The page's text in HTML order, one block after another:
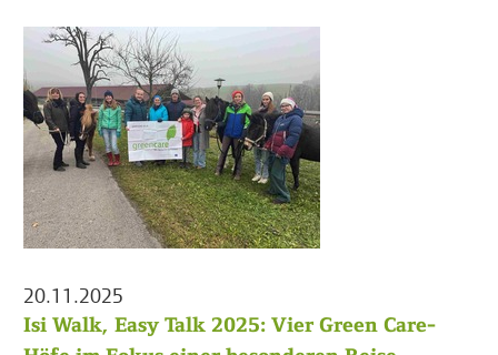
20.11.2025
Isi Walk, Easy Talk 2025: Vier Green Care-